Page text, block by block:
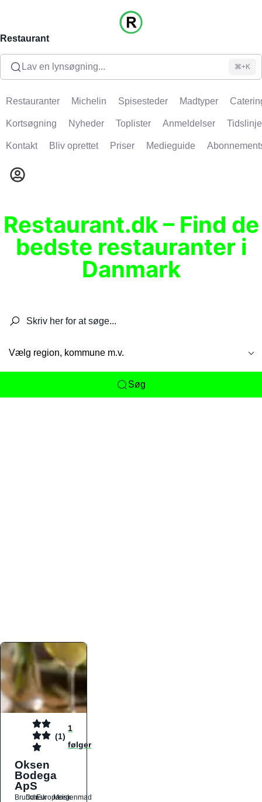
Restaurant
Lav en lynsøgning... ⌘+K
Restauranter Michelin Spisesteder Madtyper
Kortsøgning Nyheder Toplister Anmeldelser Tidslinje
Kontakt Bliv oprettet Priser Medieguide
Restaurant.dk – Find de
bedste restauranter i
Danmark
Vælg region, kommune m.v.
Søg
(1)
1
følger
Oksen
Bodega
ApS
Brunch
DanskEuropæiskMorgenmad